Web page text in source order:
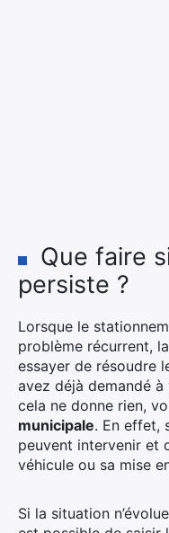
Que faire
persiste ?
Lorsque le
problème récurrent,
essayer de résoudre
avez déjà demandé à
cela ne donne rien,
municipale. En effet,
peuvent intervenir et
véhicule ou sa mise
Si la situation